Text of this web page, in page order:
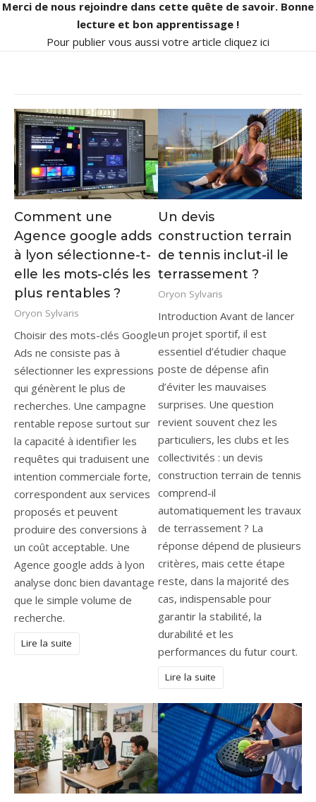
Merci de nous rejoindre dans cette quête de savoir. Bonne
lecture et bon apprentissage !
Pour publier vous aussi votre article cliquez ici
Comment une
Agence google adds
à lyon sélectionne-t-
elle les mots-clés les
plus rentables ?
Oryon Sylvaris
Choisir des mots-clés Google
Ads ne consiste pas à
sélectionner les expressions
qui génèrent le plus de
recherches. Une campagne
rentable repose surtout sur
la capacité à identifier les
requêtes qui traduisent une
intention commerciale forte,
correspondent aux services
proposés et peuvent
produire des conversions à
un coût acceptable. Une
Agence google adds à lyon
analyse donc bien davantage
que le simple volume de
recherche.
Lire la suite
Un devis
construction terrain
de tennis inclut-il le
terrassement ?
Oryon Sylvaris
Introduction Avant de lancer
un projet sportif, il est
essentiel d’étudier chaque
poste de dépense afin
d’éviter les mauvaises
surprises. Une question
revient souvent chez les
particuliers, les clubs et les
collectivités : un devis
construction terrain de tennis
comprend-il
automatiquement les travaux
de terrassement ? La
réponse dépend de plusieurs
critères, mais cette étape
reste, dans la majorité des
cas, indispensable pour
garantir la stabilité, la
durabilité et les
performances du futur court.
Lire la suite